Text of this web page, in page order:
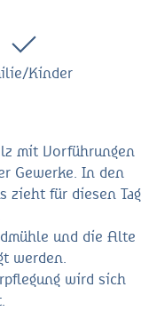
Kinder
mit Vorführungen
Gewerke. In den
zieht für diesen Tag
und die Alte
werden.
wird sich